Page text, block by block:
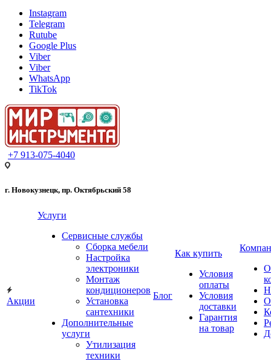
Instagram
Telegram
Rutube
Google Plus
Viber
Viber
WhatsApp
TikTok
+7 913-075-4040
г. Новокузнецк, пр. Октябрьский 58
Акции
Услуги
Сервисные службы
Сборка мебели
Настройка
электроники
Монтаж
кондиционеров
Установка
сантехники
Дополнительные
услуги
Утилизация
техники
Блог
Как купить
Условия
оплаты
Условия
доставки
Гарантия
на товар
О